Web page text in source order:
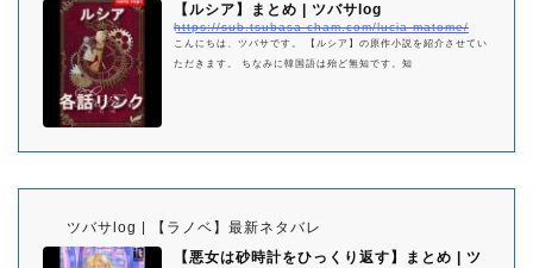
【ルシア】まとめ | ツバサlog
https://sub.tsubasa-cham.com/lucia-matome/
こんにちは、ツバサです。 【ルシア】の原作小説を紹介させてい
ただきます。 ちなみに韓国語は殆ど無知です。知
ツバサlog | 【ラノベ】最新ネタバレ
【悪女は砂時計をひっくり返す】まとめ | ツ